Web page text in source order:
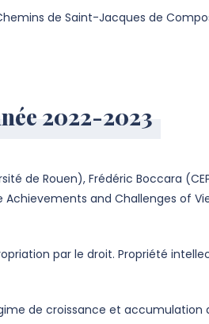
de Saint-Jacques de
2022-2023
de Rouen), Frédéric Boccara
Achievements and Challenges of
par le droit. Propriété
de croissance et accumulation